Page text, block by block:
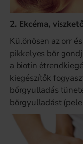
2. Ekcéma,
Különösen az orr
pikkelyes bőr
a biotin
kiegészítők
bőrgyulladás
bőrgyulladást